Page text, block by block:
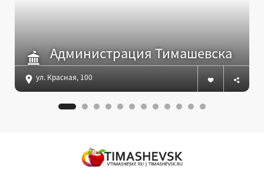
Администрация Тимашевска
ул. Красная, 100